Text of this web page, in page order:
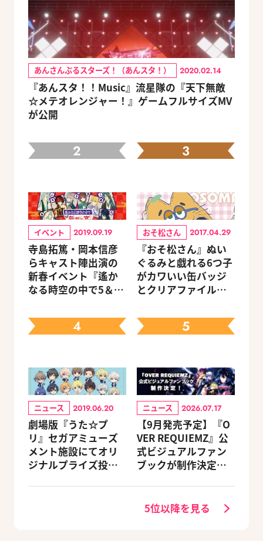
あんさんぶるスターズ！（あんスタ！） 2020.02.14
『あんスタ！！Music』流星隊の『天下無敵
☆メテオレンジャー！』ゲームフルサイズMV
が公開
2
イベント 2019.09.19
寺島拓篤・岡本信彦
らキャスト陣出演の
新春イベント『遙か
なる時空の中で5＆6
ットのGAMECITY優
先販売申込受付がス
3
おそ松さん 2017.04.29
『おそ松さん』ぬい
ぐるみと戯れる6つ子
がカワいい缶バッジ
とクリアファイルが
4
ニュース 2019.06.20
劇場版『うた☆プ
リ』セガアミューズ
メント施設にてオリ
ジナルプライズ投入
5
ニュース 2026.07.17
【9月発売予定】『O
VER REQUIEMZ』公
式ビジュアルファン
ブックが制作決定！
定セットも同時発売
5位以降を見る